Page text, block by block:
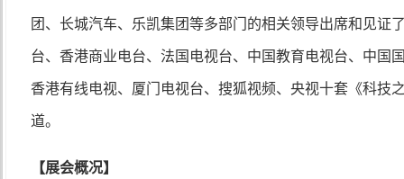
团、长城汽车、乐凯集团等多部门的相关领导出席和见证
台、香港商业电台、法国电视台、中国教育电视台、中国
香港有线电视、厦门电视台、搜狐视频、央视十套《科技
道。
【展会概况】